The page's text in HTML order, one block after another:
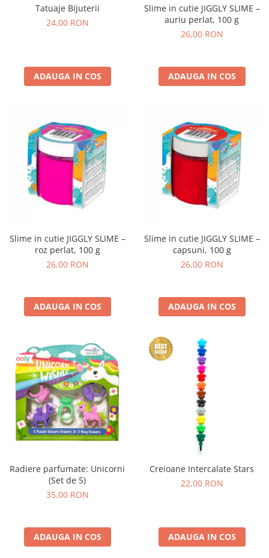
Tatuaje Bijuterii
24,00 RON
ADAUGA IN COS
Slime in cutie JIGGLY SLIME –
auriu perlat, 100 g
26,00 RON
ADAUGA IN COS
Slime in cutie JIGGLY SLIME –
roz perlat, 100 g
26,00 RON
ADAUGA IN COS
Slime in cutie JIGGLY SLIME –
capsuni, 100 g
26,00 RON
ADAUGA IN COS
Radiere parfumate: Unicorni
(Set de 5)
35,00 RON
ADAUGA IN COS
Creioane Intercalate Stars
22,00 RON
ADAUGA IN COS